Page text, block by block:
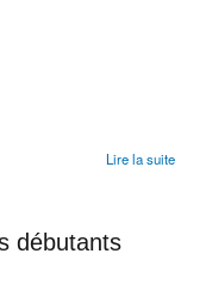
Lire la suite
débutants